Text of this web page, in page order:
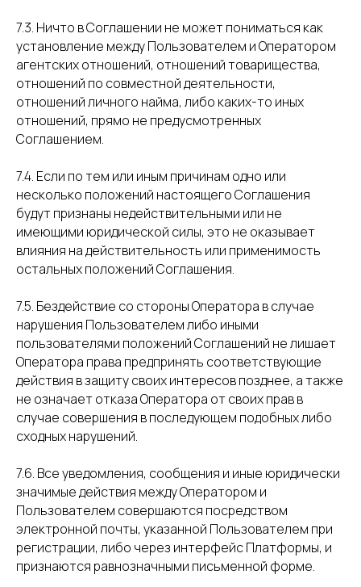
7.3. Ничто в Соглашении не может пониматься как
установление между Пользователем и Оператором
агентских отношений, отношений товарищества,
отношений по совместной деятельности,
отношений личного найма, либо каких-то иных
отношений, прямо не предусмотренных
Соглашением.
7.4. Если по тем или иным причинам одно или
несколько положений настоящего Соглашения
будут признаны недействительными или не
имеющими юридической силы, это не оказывает
влияния на действительность или применимость
остальных положений Соглашения.
7.5. Бездействие со стороны Оператора в случае
нарушения Пользователем либо иными
пользователями положений Соглашений не лишает
Оператора права предпринять соответствующие
действия в защиту своих интересов позднее, а также
не означает отказа Оператора от своих прав в
случае совершения в последующем подобных либо
сходных нарушений.
7.6. Все уведомления, сообщения и иные юридически
значимые действия между Оператором и
Пользователем совершаются посредством
электронной почты, указанной Пользователем при
регистрации, либо через интерфейс Платформы, и
признаются равнозначными письменной форме.